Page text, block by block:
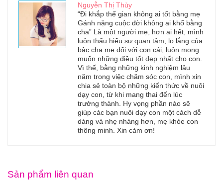
Nguyễn Thị Thùy
“Đi khắp thế gian không ai tốt bằng mẹ
Gánh nặng cuộc đời không ai khổ bằng
cha” Là một người mẹ, hơn ai hết, mình
luôn thấu hiểu sự quan tâm, lo lắng của
bậc cha mẹ đối với con cái, luôn mong
muốn những điều tốt đẹp nhất cho con.
Vì thế, bằng những kinh nghiệm lâu
năm trong việc chăm sóc con, mình xin
chia sẻ toàn bộ những kiến thức về nuôi
dạy con, từ khi mang thai đến lúc
trưởng thành. Hy vọng phần nào sẽ
giúp các bạn nuôi dạy con một cách dễ
dàng và nhẹ nhàng hơn, mẹ khỏe con
thông minh. Xin cảm ơn!
Sản phẩm liên quan